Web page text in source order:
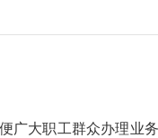
大职工群众办理业